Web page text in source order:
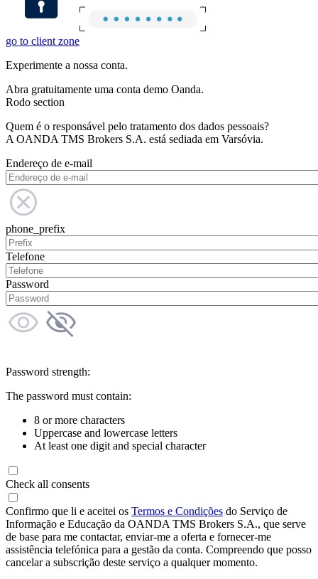
go to client zone
Experimente a nossa conta.
Abra gratuitamente uma conta demo Oanda.
Rodo section
Quem é o responsável pelo tratamento dos dados pessoais?
A OANDA TMS Brokers S.A. está sediada em Varsóvia.
Endereço de e-mail
phone_prefix
Telefone
Password
Password strength:
The password must contain:
8 or more characters
Uppercase and lowercase letters
At least one digit and special character
Check all consents
Confirmo que li e aceitei os Termos e Condições do Serviço de
Informação e Educação da OANDA TMS Brokers S.A., que serve
de base para me contactar, enviar-me a oferta e fornecer-me
assistência telefónica para a gestão da conta. Compreendo que posso
cancelar a subscrição deste serviço a qualquer momento.